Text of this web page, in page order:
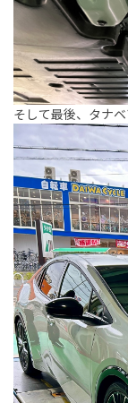
そして最後、タナ